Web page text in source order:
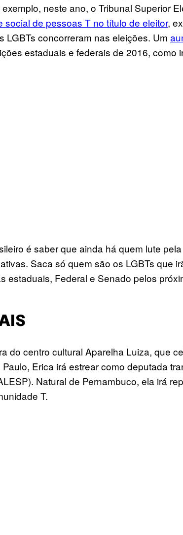
neste ano, o Tribunal Superior
de pessoas T no título de eleitor,
concorreram nas eleições. Um
estaduais e federais de 2016, como
é saber que ainda há quem lute pela
Saca só quem são os LGBTs que
estaduais, Federal e Senado pelos
do centro cultural Aparelha Luiza, que
Erica irá estrear como deputada
Natural de Pernambuco, ela irá
T.